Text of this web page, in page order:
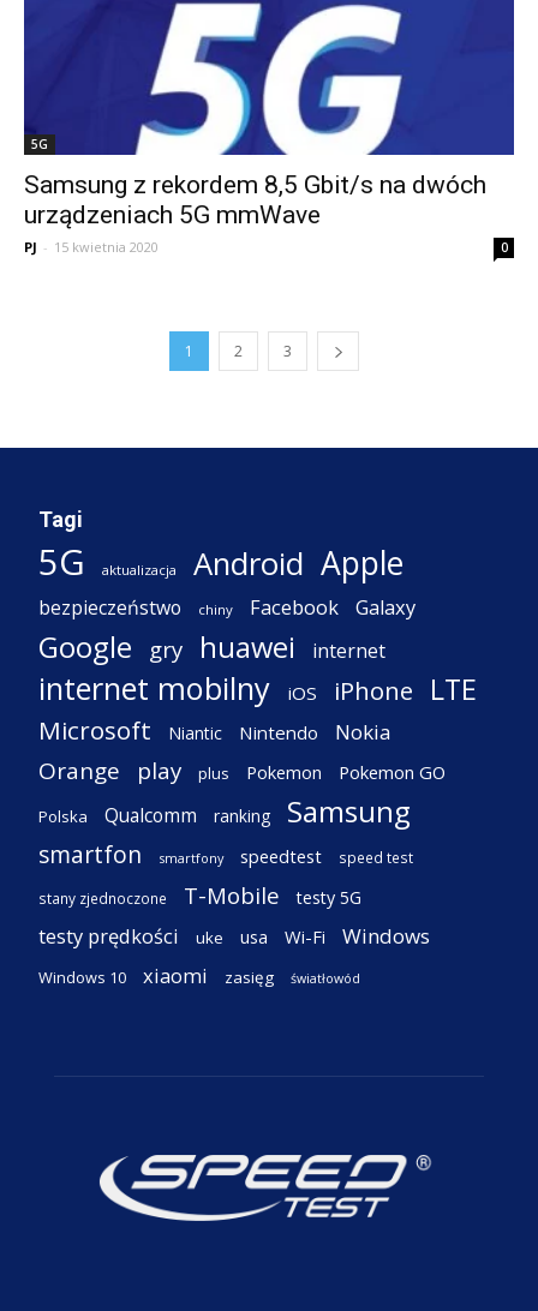
5G
Samsung z rekordem 8,5 Gbit/s na dwóch
urządzeniach 5G mmWave
PJ - 15 kwietnia 2020 0
1 2 3
Tagi
5G aktualizacja Android Apple
bezpieczeństwo chiny Facebook Galaxy
Google gry huawei internet
internet mobilny iOS iPhone LTE
Microsoft Niantic Nintendo Nokia
Orange play plus Pokemon Pokemon GO
Polska Qualcomm ranking Samsung
smartfon smartfony speedtest speed test
stany zjednoczone T-Mobile testy 5G
testy prędkości uke usa Wi-Fi Windows
Windows 10 xiaomi zasięg światłowód